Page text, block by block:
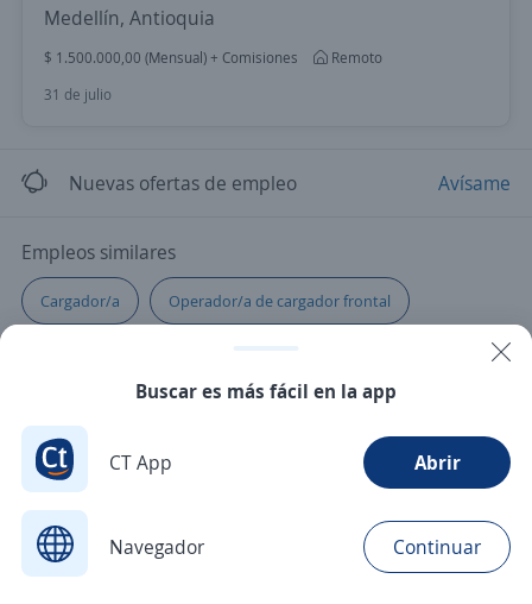
Medellín, Antioquia
$ 1.500.000,00 (Mensual) + Comisiones
Remoto
31 de julio
Nuevas ofertas de empleo Avísame
Empleos similares
Cargador/a Operador/a de cargador frontal
Buscar es más fácil en la app
CT App Abrir
Navegador Continuar